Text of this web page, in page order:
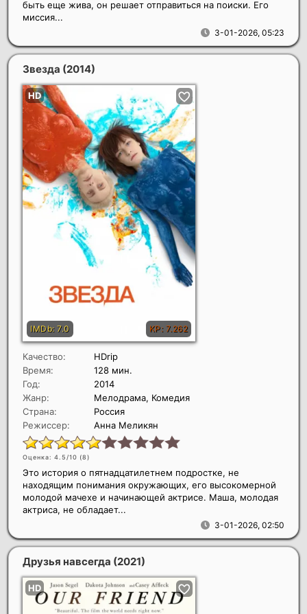
3-01-2026, 05:23
быть еще жива, он решает отправиться на поиски. Его
миссия...
Звезда (2014)
Качество:
HDrip
Время:
128 мин.
Год:
2014
Жанр:
Мелодрама, Комедия
Страна:
Россия
Режиссер:
Анна Меликян
Оценка: 4.5/10 (8)
3-01-2026, 02:50
Это история о пятнадцатилетнем подростке, не
находящим понимания окружающих, его высокомерной
молодой мачехе и начинающей актрисе. Маша, молодая
актриса, не обладает...
Друзья навсегда (2021)